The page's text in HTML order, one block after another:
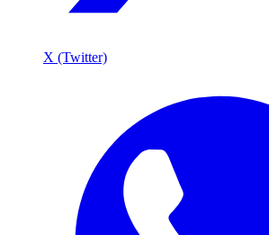
X (Twitter)